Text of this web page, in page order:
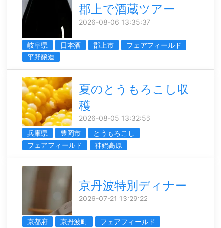
郡上で酒蔵ツアー
2026-08-06 13:35:37
岐阜県 日本酒 郡上市
フェアフィールド
平野醸造
夏のとうもろこし収
穫
2026-08-05 13:32:56
兵庫県
豊岡市
とうもろこし
フェアフィールド
神鍋高原
京丹波特別ディナー
2026-07-21 13:29:22
京都府 京丹波町
フェアフィールド